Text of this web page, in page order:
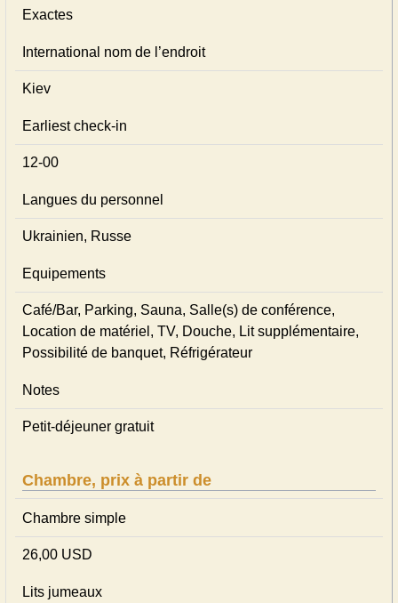
Exactes
International nom de l’endroit
Kiev
Earliest check-in
12-00
Langues du personnel
Ukrainien, Russe
Equipements
Café/Bar, Parking, Sauna, Salle(s) de conférence,
Location de matériel, TV, Douche, Lit supplémentaire,
Possibilité de banquet, Réfrigérateur
Notes
Petit-déjeuner gratuit
Chambre, prix à partir de
Chambre simple
26,00 USD
Lits jumeaux